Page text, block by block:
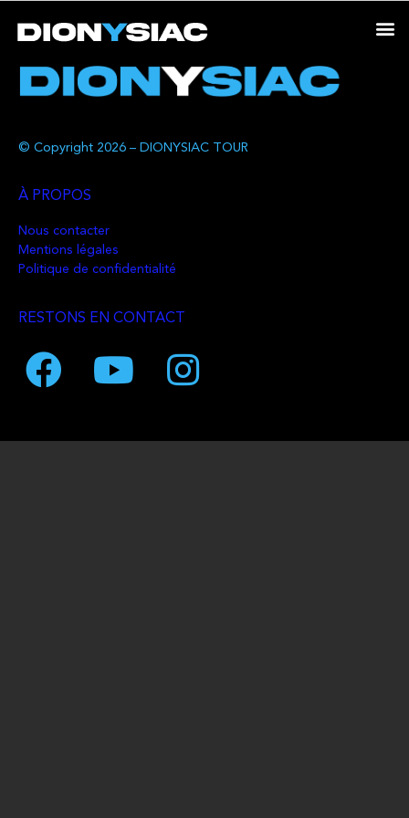
© Copyright 2026 – DIONYSIAC TOUR
À PROPOS
Nous contacter
Mentions légales
Politique de confidentialité
RESTONS EN CONTACT